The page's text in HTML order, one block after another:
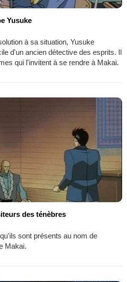
Yusuke
à sa situation, Yusuke
d'un ancien détective des esprits. Il
qui l'invitent à se rendre à Makai.
des ténèbres
sont présents au nom de
Makai.